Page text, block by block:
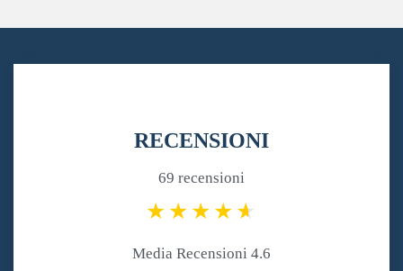
RECENSIONI
69 recensioni
Media Recensioni 4.6